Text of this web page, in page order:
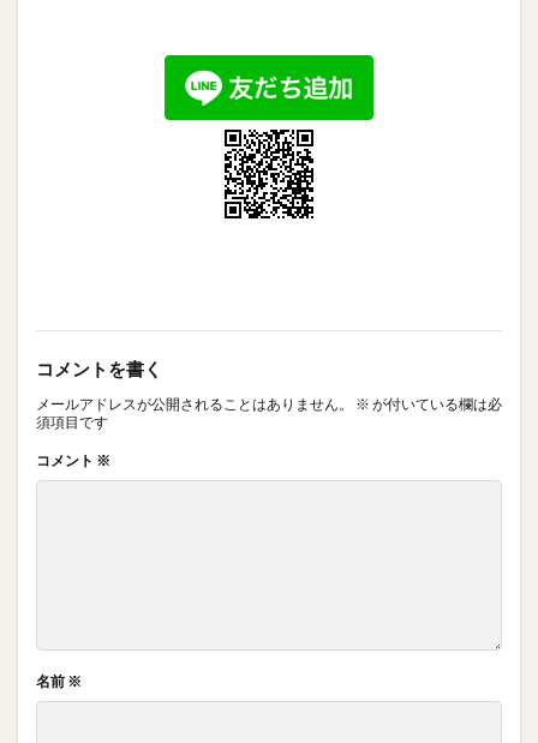
コメントを書く
メールアドレスが公開されることはありません。 ※ が付いている欄は必
須項目です
コメント ※
名前 ※